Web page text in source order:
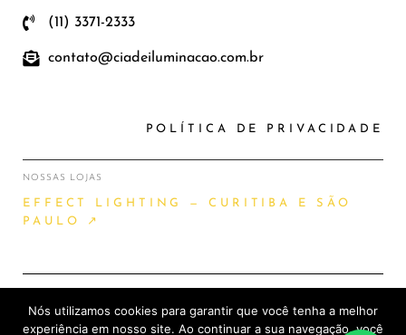
(11) 3371-2333
contato@ciadeiluminacao.com.br
POLÍTICA DE PRIVACIDADE
NOSSAS LOJAS
EFFECT LIGHTING — CURITIBA E SÃO
PAULO ↗
2026 © CIA DE ILUMINAÇÃO |
Nós utilizamos cookies para garantir que você tenha a melhor
experiência em nosso site. Ao continuar a sua navegação, você